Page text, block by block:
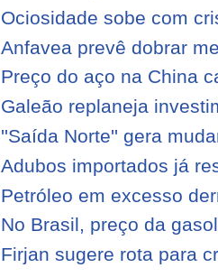
Ociosidade sobe com
Anfavea prevê dobrar
Preço do aço na China
Galeão replaneja
''Saída Norte'' gera
Adubos importados já
Petróleo em excesso
No Brasil, preço da
Firjan sugere rota para